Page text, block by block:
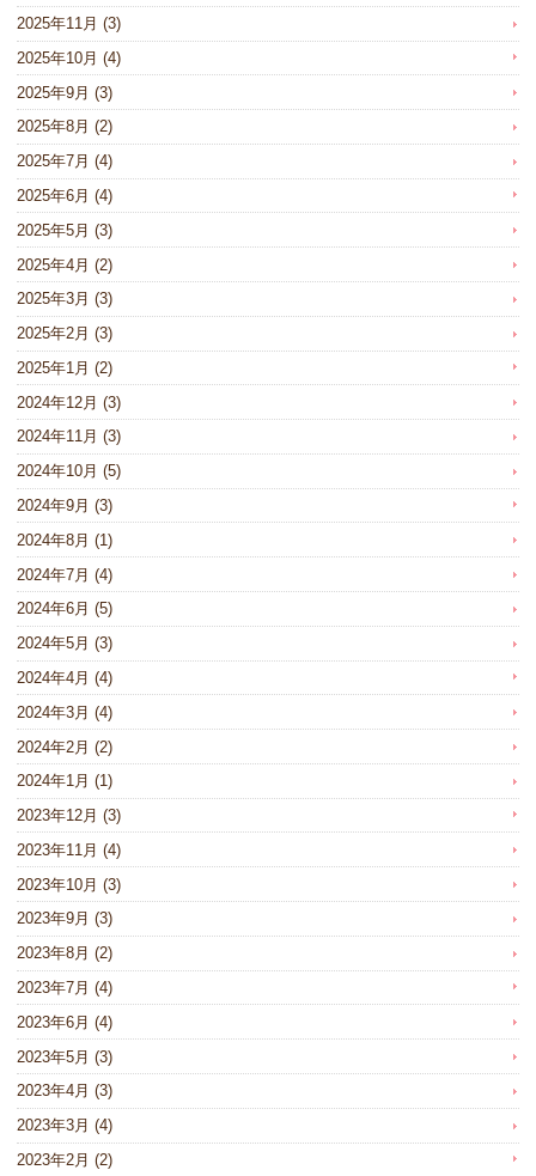
2025年11月 (3)
2025年10月 (4)
2025年9月 (3)
2025年8月 (2)
2025年7月 (4)
2025年6月 (4)
2025年5月 (3)
2025年4月 (2)
2025年3月 (3)
2025年2月 (3)
2025年1月 (2)
2024年12月 (3)
2024年11月 (3)
2024年10月 (5)
2024年9月 (3)
2024年8月 (1)
2024年7月 (4)
2024年6月 (5)
2024年5月 (3)
2024年4月 (4)
2024年3月 (4)
2024年2月 (2)
2024年1月 (1)
2023年12月 (3)
2023年11月 (4)
2023年10月 (3)
2023年9月 (3)
2023年8月 (2)
2023年7月 (4)
2023年6月 (4)
2023年5月 (3)
2023年4月 (3)
2023年3月 (4)
2023年2月 (2)